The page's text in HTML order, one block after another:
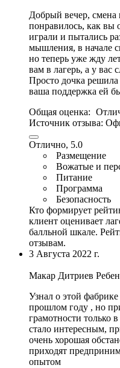
Добрый вечер, смена
понравилось, как вы
играли и пытались
мышления, в начале
но теперь уже жду
вам в лагерь, а у вас
Просто дочка
ваша поддержка ей
Общая оценка:
Источник отзыва:
Отлично, 5.0
Размещение
Вожатые и
Питание
Программа
Безопасность
Кто формирует
клиент оценивает
балльной шкале.
отзывам.
3 Августа 2022 г.
Макар Дитриев
Узнал о этой
прошлом году , но
грамотности только
стало интересным,
очень хорошая
приходят
опытом